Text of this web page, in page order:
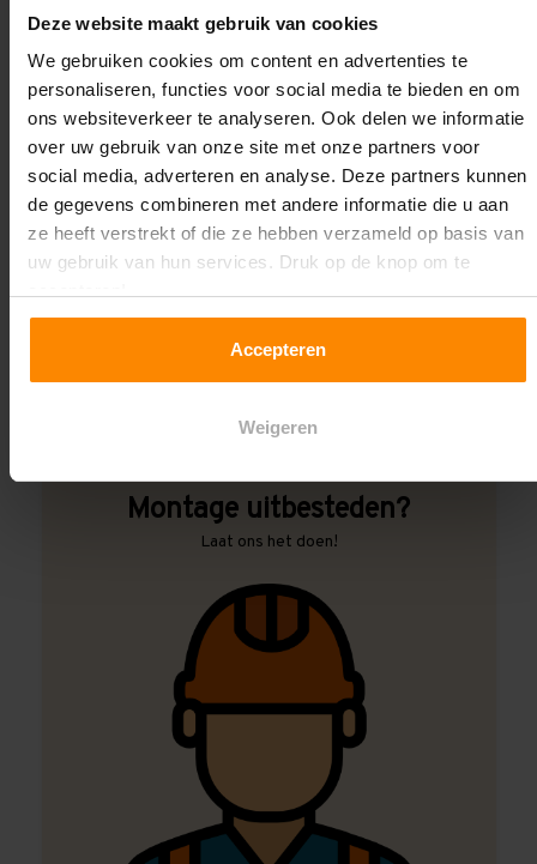
Deze website maakt gebruik van cookies
We gebruiken cookies om content en advertenties te
personaliseren, functies voor social media te bieden en om
ons websiteverkeer te analyseren. Ook delen we informatie
over uw gebruik van onze site met onze partners voor
social media, adverteren en analyse. Deze partners kunnen
de gegevens combineren met andere informatie die u aan
ze heeft verstrekt of die ze hebben verzameld op basis van
uw gebruik van hun services. Druk op de knop om te
Accepteren
Weigeren
Wij kunnen je helpen!
Een maat die niet op de site staat? Hogere
experts werken het graag uit! Maatwerk is onze
specialiteit!
Montage uitbesteden?
Laat ons het doen!